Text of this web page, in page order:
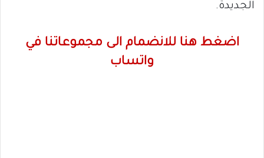
الجديدة.
اضغط هنا للانضمام الى مجموعاتنا في
واتساب